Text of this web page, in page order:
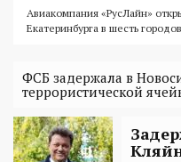
Авиакомпания «РусЛайн»
Екатеринбурга в шесть
ФСБ задержала в
террористической